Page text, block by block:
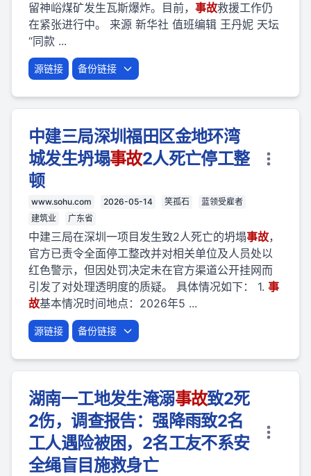
留神峪煤矿发生瓦斯爆炸。目前， 事故救援工作仍
在紧张进行中。 来源 新华社 值班编辑 王丹妮 天坛
“同款 ...
源链接 备份链接
中建三局深圳福田区金地环湾
城发生坍塌事故2人死亡停工整
顿
www.sohu.com 2026-05-14 笑孤石
蓝领受雇者
建筑业
广东省
中建三局在深圳一项目发生致2人死亡的坍塌事故，
官方已责令全面停工整改并对相关单位及人员处以
红色警示，但因处罚决定未在官方渠道公开挂网而
引发了对处理透明度的质疑。 具体情况如下： 1. 事
故基本情况时间地点：2026年5 ...
源链接 备份链接
湖南一工地发生淹溺事故致2死
2伤，调查报告：强降雨致2名
工人遇险被困，2名工友不系安
全绳盲目施救身亡